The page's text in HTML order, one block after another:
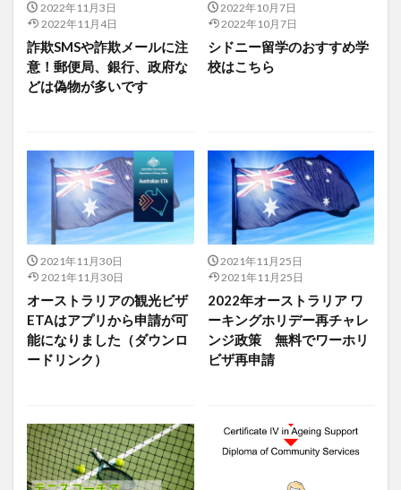
2022年11月3日
2022年11月4日
詐欺SMSや詐欺メールに注
意！郵便局、銀行、政府な
どは偽物が多いです
2022年10月7日
2022年10月7日
シドニー留学のおすすめ学
校はこちら
2021年11月30日
2021年11月30日
オーストラリアの観光ビザ
ETAはアプリから申請が可
能になりました（ダウンロ
ードリンク）
2021年11月25日
2021年11月25日
2022年オーストラリア ワ
ーキングホリデー再チャレ
ンジ政策 無料でワーホリ
ビザ再申請